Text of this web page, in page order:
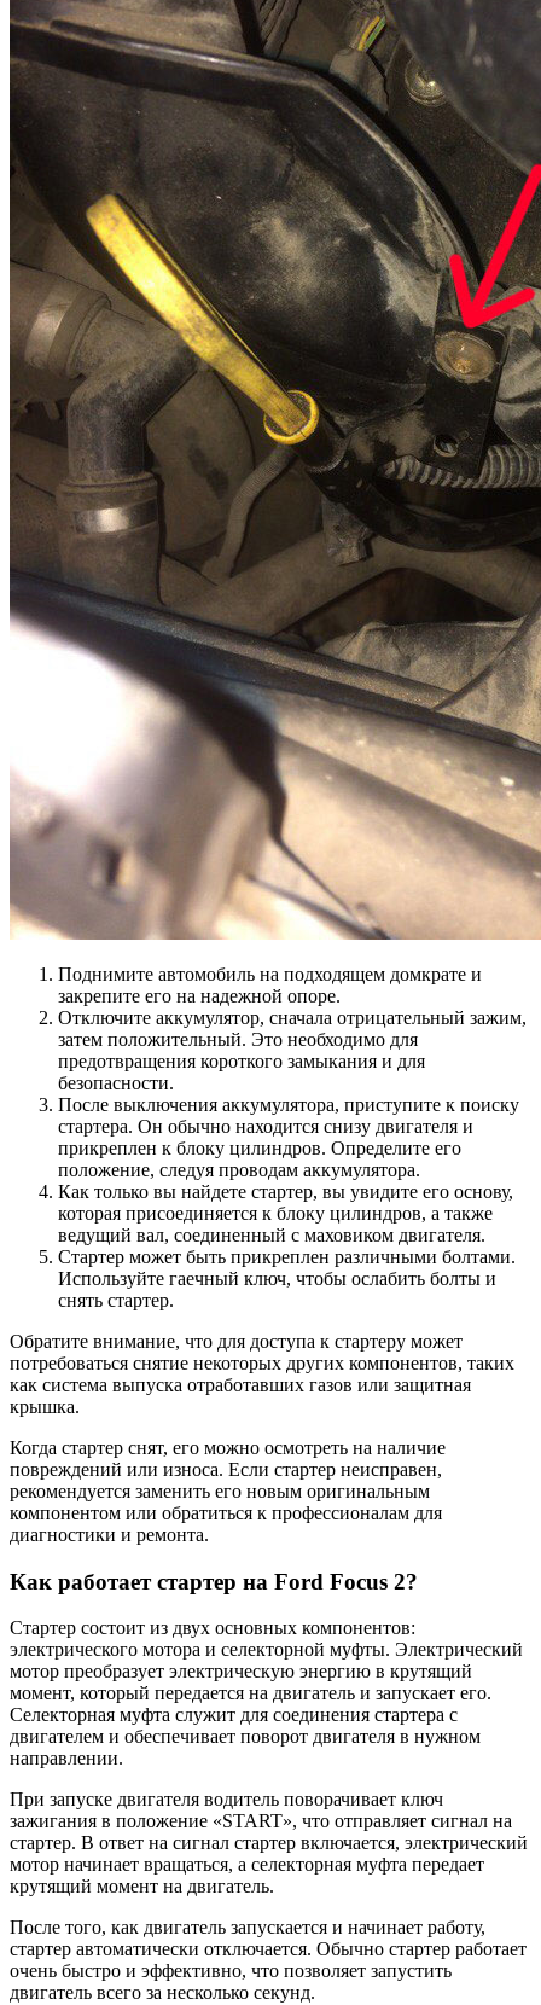
Поднимите автомобиль на подходящем домкрате и
закрепите его на надежной опоре.
Отключите аккумулятор, сначала отрицательный зажим,
затем положительный. Это необходимо для
предотвращения короткого замыкания и для
безопасности.
После выключения аккумулятора, приступите к поиску
стартера. Он обычно находится снизу двигателя и
прикреплен к блоку цилиндров. Определите его
положение, следуя проводам аккумулятора.
Как только вы найдете стартер, вы увидите его основу,
которая присоединяется к блоку цилиндров, а также
ведущий вал, соединенный с маховиком двигателя.
Стартер может быть прикреплен различными болтами.
Используйте гаечный ключ, чтобы ослабить болты и
снять стартер.
Обратите внимание, что для доступа к стартеру может
потребоваться снятие некоторых других компонентов, таких
как система выпуска отработавших газов или защитная
крышка.
Когда стартер снят, его можно осмотреть на наличие
повреждений или износа. Если стартер неисправен,
рекомендуется заменить его новым оригинальным
компонентом или обратиться к профессионалам для
диагностики и ремонта.
Как работает стартер на Ford Focus 2?
Стартер состоит из двух основных компонентов:
электрического мотора и селекторной муфты. Электрический
мотор преобразует электрическую энергию в крутящий
момент, который передается на двигатель и запускает его.
Селекторная муфта служит для соединения стартера с
двигателем и обеспечивает поворот двигателя в нужном
направлении.
При запуске двигателя водитель поворачивает ключ
зажигания в положение «START», что отправляет сигнал на
стартер. В ответ на сигнал стартер включается, электрический
мотор начинает вращаться, а селекторная муфта передает
крутящий момент на двигатель.
После того, как двигатель запускается и начинает работу,
стартер автоматически отключается. Обычно стартер работает
очень быстро и эффективно, что позволяет запустить
двигатель всего за несколько секунд.